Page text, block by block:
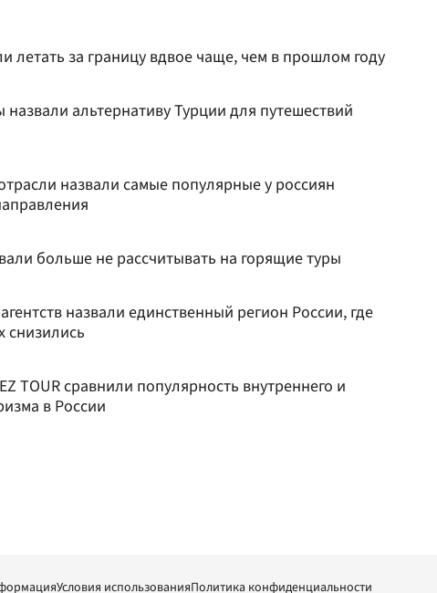
летать за границу вдвое чаще, чем в прошлом году
альтернативу Турции для путешествий
назвали самые популярные у россиян
больше не рассчитывать на горящие туры
назвали единственный регион России, где
снизились
TOUR сравнили популярность внутреннего и
в России
Условия использованияПолитика конфиденциальности